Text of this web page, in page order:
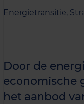
Energietransitie,
Door de
economische
het aanbod